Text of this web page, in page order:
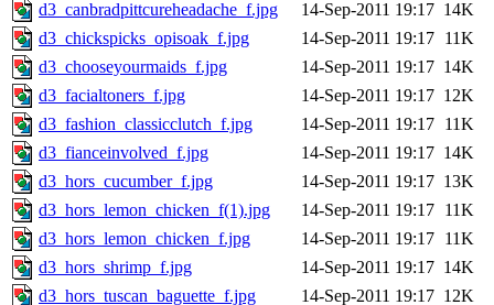
d3_canbradpittcureheadache_f.jpg
14-Sep-2011 19:17 14K
d3_chickspicks_opisoak_f.jpg
14-Sep-2011 19:17 11K
d3_chooseyourmaids_f.jpg
14-Sep-2011 19:17 14K
d3_facialtoners_f.jpg
14-Sep-2011 19:17 12K
d3_fashion_classicclutch_f.jpg
14-Sep-2011 19:17 11K
d3_fianceinvolved_f.jpg
14-Sep-2011 19:17 14K
d3_hors_cucumber_f.jpg
14-Sep-2011 19:17 13K
d3_hors_lemon_chicken_f(1).jpg
14-Sep-2011 19:17 11K
d3_hors_lemon_chicken_f.jpg
14-Sep-2011 19:17 11K
d3_hors_shrimp_f.jpg
14-Sep-2011 19:17 14K
d3_hors_tuscan_baguette_f.jpg
14-Sep-2011 19:17 12K